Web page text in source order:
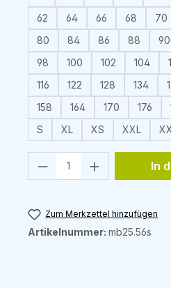
62
64 66 68 70
80
84 86 88 90
98
100 102 104
116
122 128 134
158
164 170 176
S
XL XS XXL
Produkt Anzahl:In
Zum Merkzettel hinzufügen
Artikelnummer: mb25.56s